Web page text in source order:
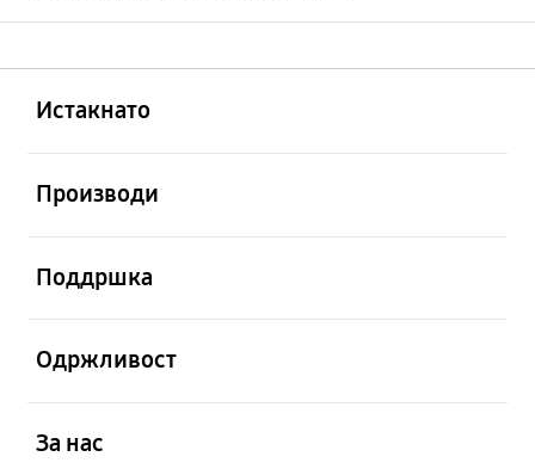
Истакнато
Производи
Поддршка
Одржливост
За нас